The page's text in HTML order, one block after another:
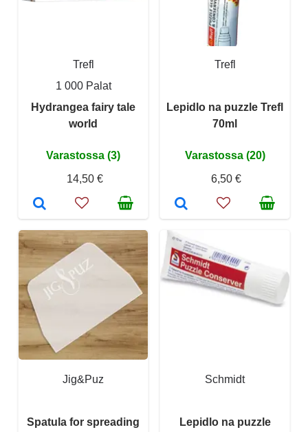
Trefl
1 000 Palat
Hydrangea fairy tale
world
Varastossa (3)
14,50 €
Trefl
Lepidlo na puzzle Trefl
70ml
Varastossa (20)
6,50 €
Jig&Puz
Spatula for spreading
Schmidt
Lepidlo na puzzle